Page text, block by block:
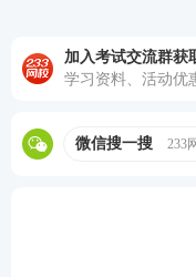
在线题库>>在线刷
加入考试交流群获
学习资料、活动优
微信搜一搜 233